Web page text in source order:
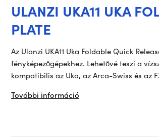
ULANZI UKA11 UKA
PLATE
Az Ulanzi UKA11 Uka Foldable Quick
fényképezőgépekhez. Lehetővé teszi a
kompatibilis az Uka, az Arca-Swiss és az
További információ